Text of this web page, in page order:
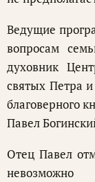
Ведущие
вопросам
духовник
святых Петра
благоверного
Павел
Отец Павел
невозможно